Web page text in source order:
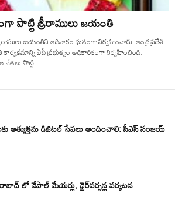
పొట్టి శ్రీరాములు జయంతి
జయంతిని ఆదివారం ఘనంగా నిర్వహించారు. ఆంధ్రప్రదేశ్
కార్యక్రమాన్ని ఏపీ ప్రభుత్వం అధికారికంగా నిర్వహించింది.
నేతలు పొట్టి...
అత్యుత్తమ డిజిటల్ సేవలు అందించాలి: సీఎస్ సంజయ్
లో నేపాల్ మేయర్లు, ఛైర్‌పర్సన్ల పర్యటన